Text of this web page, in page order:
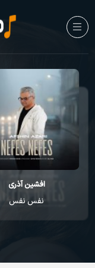
افشین آذری
نفس نفس